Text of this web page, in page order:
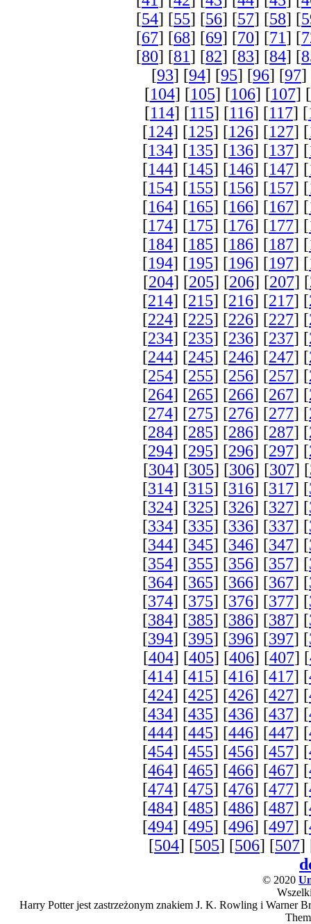
[54] [55] [56] [57] [58] [
[67] [68] [69] [70] [71] [
[80] [81] [82] [83] [84] [
[93] [94] [95] [96] [97]
[104] [105] [106] [107] [
[114] [115] [116] [117] [
[124] [125] [126] [127] [
[134] [135] [136] [137] [
[144] [145] [146] [147] [
[154] [155] [156] [157] [
[164] [165] [166] [167] [
[174] [175] [176] [177] [
[184] [185] [186] [187] [
[194] [195] [196] [197] [
[204] [205] [206] [207] [
[214] [215] [216] [217] [
[224] [225] [226] [227] [
[234] [235] [236] [237] [
[244] [245] [246] [247] [
[254] [255] [256] [257] [
[264] [265] [266] [267] [
[274] [275] [276] [277] [
[284] [285] [286] [287] [
[294] [295] [296] [297] [
[304] [305] [306] [307] [
[314] [315] [316] [317] [
[324] [325] [326] [327] [
[334] [335] [336] [337] [
[344] [345] [346] [347] [
[354] [355] [356] [357] [
[364] [365] [366] [367] [
[374] [375] [376] [377] [
[384] [385] [386] [387] [
[394] [395] [396] [397] [
[404] [405] [406] [407] [
[414] [415] [416] [417] [
[424] [425] [426] [427] [
[434] [435] [436] [437] [
[444] [445] [446] [447] [
[454] [455] [456] [457] [
[464] [465] [466] [467] [
[474] [475] [476] [477] [
[484] [485] [486] [487] [
[494] [495] [496] [497] [
[504] [505] [506] [507]
© 2020
Harry Potter jest zastrzeżonym znakiem J. K. Rowling i Warner